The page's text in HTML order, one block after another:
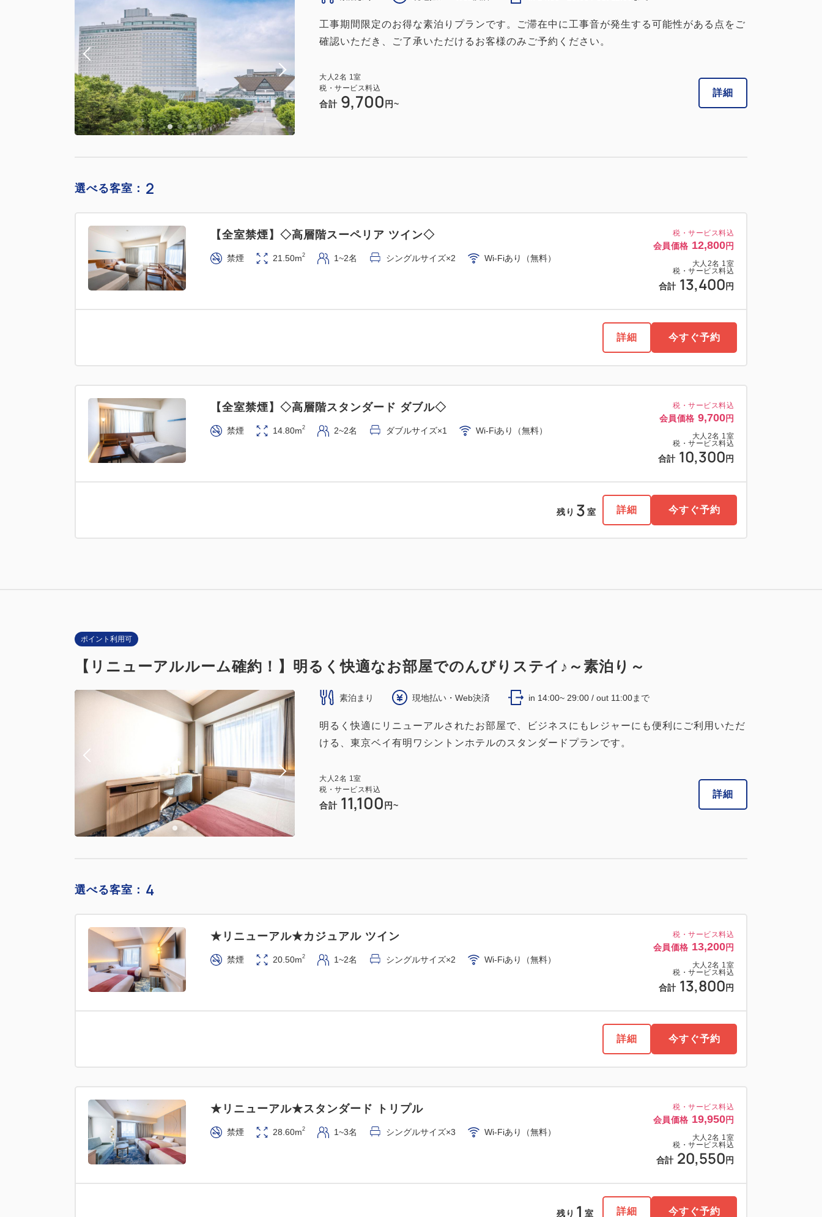
工事期間限定のお得な素泊りプランです。ご滞在中に工事音が発生する可能性がある点をご
確認いただき、ご了承いただけるお客様のみご予約ください。
大人2名 1室
税・サービス料込
合計 9,700 円~
詳細
選べる客室： 2
税・サービス料込
会員価格 12,800円
大人 2名 1室
税・サービス料込
合計 13,400 円
【全室禁煙】◇高層階スーペリア ツイン◇
禁煙 21.50m2 1~2名 シングルサイズ×2 Wi-Fiあり（無料）
詳細 今すぐ予約
税・サービス料込
会員価格 9,700円
大人 2名 1室
税・サービス料込
合計 10,300 円
【全室禁煙】◇高層階スタンダード ダブル◇
禁煙 14.80m2 2~2名 ダブルサイズ×1 Wi-Fiあり（無料）
残り 3 室 詳細 今すぐ予約
ポイント利用可
【リニューアルルーム確約！】明るく快適なお部屋でのんびりステイ♪～素泊り～
素泊まり 現地払い・Web決済 in 14:00~ 29:00 / out 11:00まで
明るく快適にリニューアルされたお部屋で、ビジネスにもレジャーにも便利にご利用いただ
ける、東京ベイ有明ワシントンホテルのスタンダードプランです。
大人2名 1室
税・サービス料込
合計 11,100 円~
詳細
選べる客室： 4
税・サービス料込
会員価格 13,200円
大人 2名 1室
税・サービス料込
合計 13,800 円
★リニューアル★カジュアル ツイン
禁煙 20.50m2 1~2名 シングルサイズ×2 Wi-Fiあり（無料）
詳細 今すぐ予約
税・サービス料込
会員価格 19,950円
大人 2名 1室
税・サービス料込
合計 20,550 円
★リニューアル★スタンダード トリプル
禁煙 28.60m2 1~3名 シングルサイズ×3 Wi-Fiあり（無料）
残り 1 室 詳細 今すぐ予約